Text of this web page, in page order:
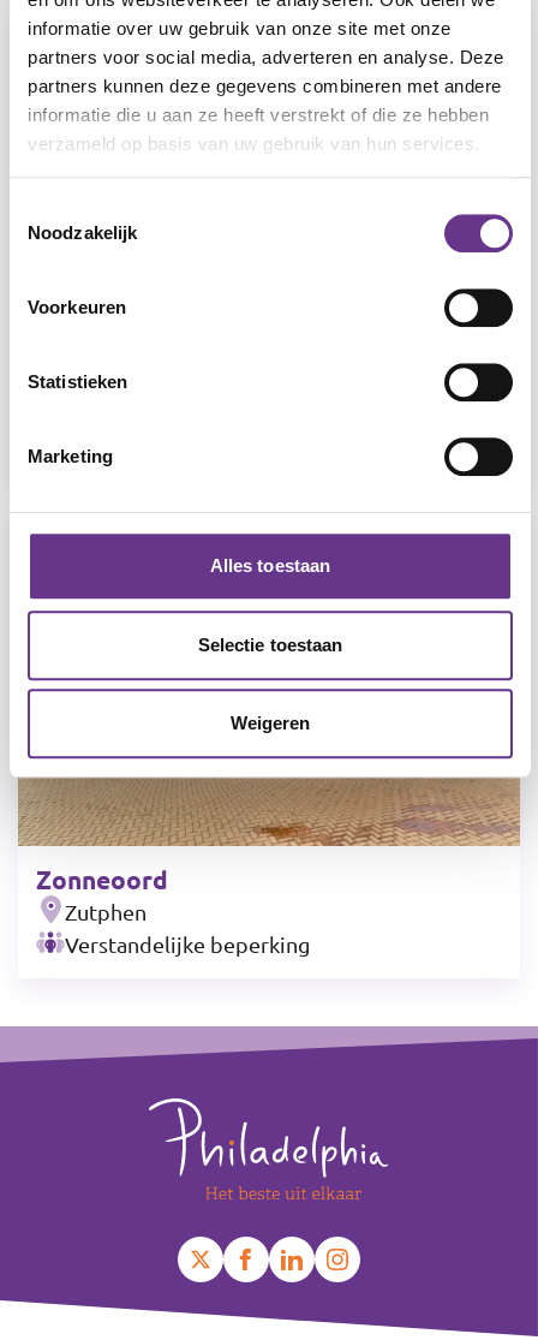
informatie over uw gebruik van onze site met onze
partners voor social media, adverteren en analyse. Deze
partners kunnen deze gegevens combineren met andere
informatie die u aan ze heeft verstrekt of die ze hebben
verzameld op basis van uw gebruik van hun services.
Noodzakelijk
Voorkeuren
Statistieken
Marketing
Alles toestaan
Selectie toestaan
Weigeren
Elzenbos
Zonneoord
Zutphen
Verstandelijke beperking